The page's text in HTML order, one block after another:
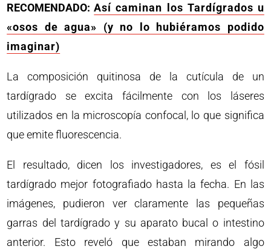
RECOMENDADO:Así caminan los Tardígrados u
«osos de agua» (y no lo hubiéramos podido
imaginar)
La composición quitinosa de la cutícula de un
tardígrado se excita fácilmente con los láseres
utilizados en la microscopía confocal, lo que significa
que emite fluorescencia.
El resultado, dicen los investigadores, es el fósil
tardígrado mejor fotografiado hasta la fecha. En las
imágenes, pudieron ver claramente las pequeñas
garras del tardígrado y su aparato bucal o intestino
anterior. Esto reveló que estaban mirando algo